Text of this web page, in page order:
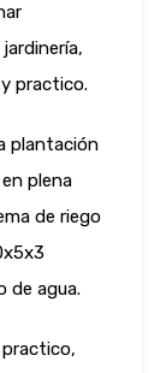
practico.
plantación
plena
de riego
de agua.
practico,